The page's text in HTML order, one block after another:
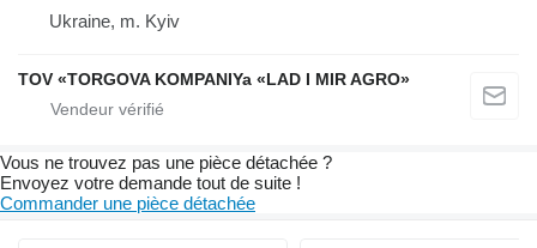
Ukraine, m. Kyiv
TOV «TORGOVA KOMPANIYa «LAD I MIR AGRO»
Vous ne trouvez pas une pièce détachée ?
Envoyez votre demande tout de suite !
Commander une pièce détachée